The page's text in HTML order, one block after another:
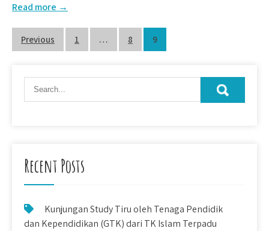
Read more →
Posts
Previous 1 … 8 9
Recent Posts
Kunjungan Study Tiru oleh Tenaga Pendidik
dan Kependidikan (GTK) dari TK Islam Terpadu